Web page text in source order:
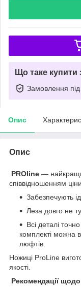
Що таке купити
Замовлення
Опис
Опис
PROline —
співвідношенням
Забезпечують
Леза довго не
Всі деталі
комплекті можна
люфтів.
Ножиці ProLine
якості.
Рекомендації